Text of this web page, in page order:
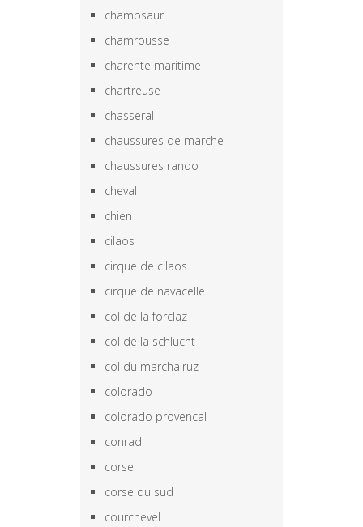
champsaur
chamrousse
charente maritime
chartreuse
chasseral
chaussures de marche
chaussures rando
cheval
chien
cilaos
cirque de cilaos
cirque de navacelle
col de la forclaz
col de la schlucht
col du marchairuz
colorado
colorado provencal
conrad
corse
corse du sud
courchevel